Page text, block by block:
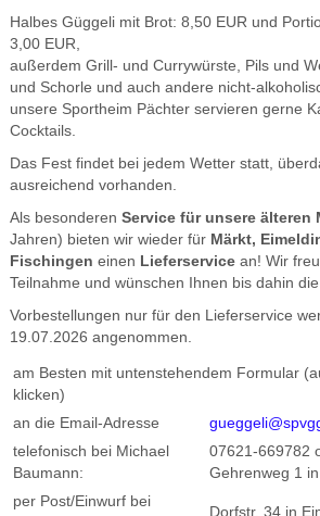
Halbes Güggeli mit Brot: 8,50 EUR und
3,00 EUR,
außerdem Grill- und Currywürste, Pils und
und Schorle und auch andere nicht-
unsere Sportheim Pächter servieren gerne
Cocktails.
Das Fest findet bei jedem Wetter statt,
ausreichend vorhanden.
Als besonderen Service für unsere älteren
Jahren) bieten wir wieder für Märkt,
Fischingen einen Lieferservicean! Wir
Teilnahme und wünschen Ihnen bis dahin
Vorbestellungen nur für den Lieferservice
19.07.2026 angenommen.
am Besten mit untenstehendem Formular
klicken)
an die Email-Adresse
telefonisch bei Michael
Baumann:
07621-669782
Gehrenweg 1
per Post/Einwurf bei
Dorfstr. 34 in